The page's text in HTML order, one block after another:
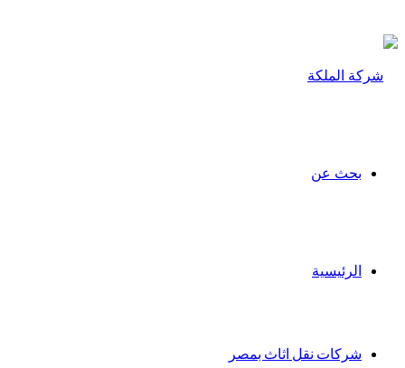
بحث عن
الرئيسية
شركات نقل اثاث بمصر